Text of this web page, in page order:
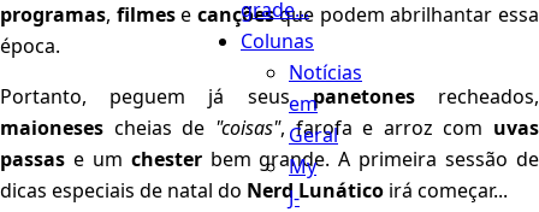
grade...
Colunas
Notícias
em
Geral
My
J-
programas, filmese cançõesque podem abrilhantar essa
época.
Portanto, peguem já seuspanetonesrecheados,
maioneses cheias de "coisas", farofa e arroz com uvas
passas e um chesterbem grande. A primeira sessão de
dicas especiais de natal do Nerd Lunático irá começar...